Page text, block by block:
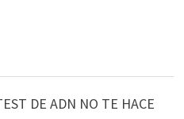
DE ADN NO TE HACE